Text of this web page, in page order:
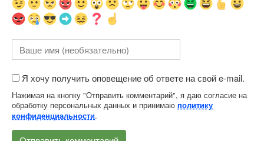
Я хочу получить оповещение об ответе на свой e-mail.
Нажимая на кнопку "Отправить комментарий", я даю согласие на
обработку персональных данных и принимаю политику
конфиденциальности.